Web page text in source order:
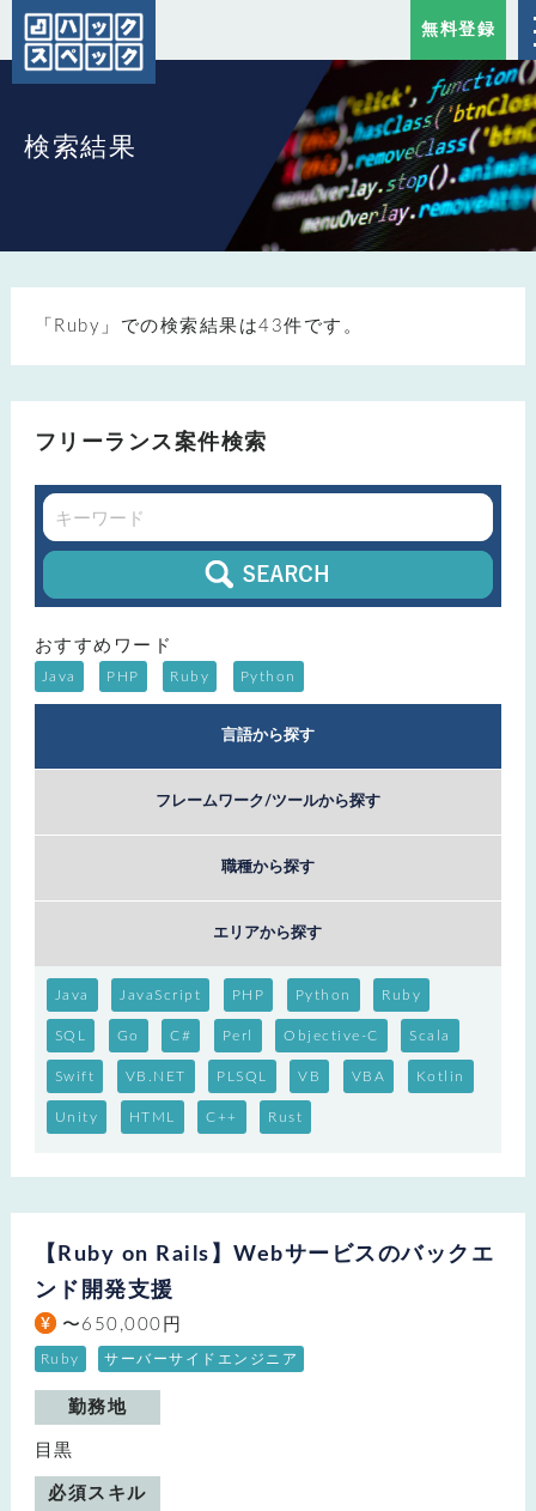
無料登録
検索結果
「Ruby」での検索結果は43件です。
フリーランス案件検索
おすすめワード
Java PHP Ruby Python
言語から探す
フレームワーク/ツールから探す
職種から探す
エリアから探す
Java JavaScript PHP Python Ruby
SQL Go C# Perl Objective-C Scala
Swift VB.NET PLSQL VB VBA Kotlin
Unity HTML C++ Rust
【Ruby on Rails】Webサービスのバックエ
ンド開発支援
〜650,000円
Ruby サーバーサイドエンジニア
勤務地
目黒
必須スキル